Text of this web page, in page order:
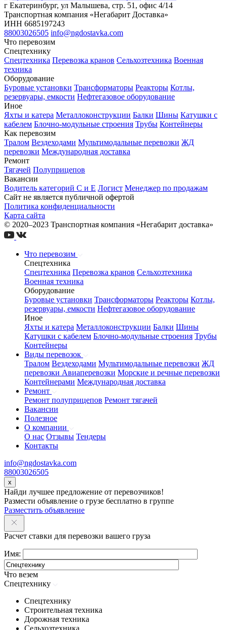
г Екатеринбург, ул Малышева, стр. 51, офис 4/14
Транспортная компания «Негабарит Доставка»
ИНН 6685197243
88003026505 info@ngdostavka.com
Что перевозим
Спецтехнику
Спецтехника Перевозка кранов Сельхозтехника Военная
техника
Оборудование
Буровые установки Трансформаторы Реакторы Котлы,
резервуары, емкости Нефтегазовое оборудование
Иное
Яхты и катера Металлоконструкции Балки Шины Катушки с
кабелем Блочно-модульные строения Трубы Контейнеры
Как перевозим
Тралом Вездеходами Мультимодальные перевозки ЖД
перевозки Международная доставка
Ремонт
Тягачей Полуприцепов
Вакансии
Водитель категорий С и Е Логист Менеджер по продажам
Сайт не является публичной офертой
Политика конфиденциальности
Карта сайта
© 2020–2023 Транспортная компания «Негабарит доставка»
Что перевозим
Спецтехника
Спецтехника Перевозка кранов Сельхозтехника
Военная техника
Оборудование
Буровые установки Трансформаторы Реакторы Котлы,
резервуары, емкости Нефтегазовое оборудование
Иное
Яхты и катера Металлоконструкции Балки Шины
Катушки с кабелем Блочно-модульные строения Трубы
Контейнеры
Виды перевозок
Тралом Вездеходами Мультимодальные перевозки ЖД
перевозки Авиаперевозки Морские и речные перевозки
Контейнерами Международная доставка
Ремонт
Ремонт полуприцепов Ремонт тягачей
Вакансии
Полезное
О компании
О нас Отзывы Тендеры
Контакты
info@ngdostavka.com
88003026505
x
Найди лучшее предложение от перевозчиков!
Размести объявление о грузе бесплатно в группе
Разместить объявление
Расчет ставки для перевозки вашего груза
Имя:
Что везем
Спецтехнику
Спецтехнику
Строительная техника
Дорожная техника
Сельхозтехника